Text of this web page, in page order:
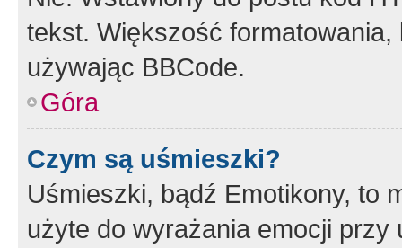
tekst. Większość
używając BBCode.
Góra
Czym są uśmieszki?
Uśmieszki, bądź Emotikony, to
użyte do wyrażania emocji